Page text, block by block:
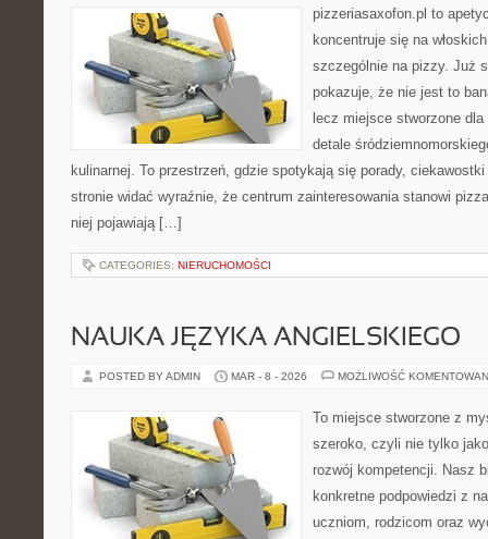
pizzeriasaxofon.pl to
koncentruje się na
szczególnie na pizzy. Już
pokazuje, że nie jest to
lecz miejsce stworzone
detale
kulinarnej. To przestrzeń, gdzie spotykają się porady,
stronie widać wyraźnie, że centrum zainteresowania stanowi
niej pojawiają […]
CATEGORIES: NIERUCHOMOŚCI
NAUKA JĘZYKA ANGIELSKIEGO
POSTED BY ADMIN MAR - 8 - 2026 MOŻLIWOŚĆ
To miejsce stworzone z
szeroko, czyli nie tylko
rozwój kompetencji. Nasz
konkretne podpowiedzi z
uczniom, rodzicom oraz